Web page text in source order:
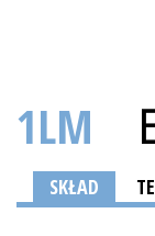
1LM
SKŁAD